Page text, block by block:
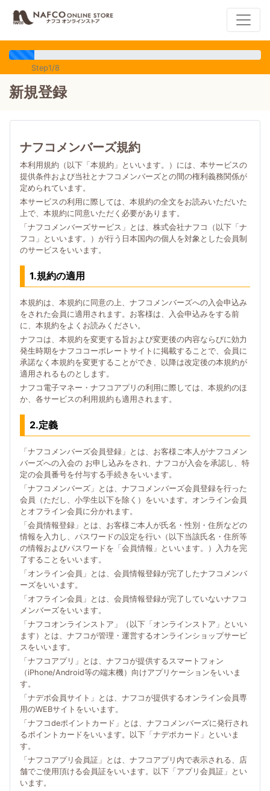
Step1/8
新規登録
ナフコメンバーズ規約
本利用規約（以下「本規約」といいます。）には、本サービスの
提供条件および当社とナフコメンバーズとの間の権利義務関係が
定められています。
本サービスの利用に際しては、本規約の全文をお読みいただいた
上で、本規約に同意いただく必要があります。
「ナフコメンバーズサービス」とは、株式会社ナフコ（以下「ナ
フコ」といいます。）が行う日本国内の個人を対象とした会員制
のサービスをいいます。
1.規約の適用
本規約は、本規約に同意の上、ナフコメンバーズへの入会申込み
をされた会員に適用されます。お客様は、入会申込みをする前
に、本規約をよくお読みください。
ナフコは、本規約を変更する旨および変更後の内容ならびに効力
発生時期をナフココーポレートサイトに掲載することで、会員に
承諾なく本規約を変更することができ、以降は改定後の本規約が
適用されるものとします。
ナフコ電子マネー・ナフコアプリの利用に際しては、本規約のほ
か、各サービスの利用規約も適用されます。
2.定義
「ナフコメンバーズ会員登録」とは、お客様ご本人がナフコメン
バーズへの入会の お申し込みをされ、ナフコが入会を承認し、特
定の会員番号を付与する手続きをいいます。
「ナフコメンバーズ」とは、ナフコメンバーズ会員登録を行った
会員（ただし、小学生以下を除く）をいいます。オンライン会員
とオフライン会員に分かれます。
「会員情報登録」とは、お客様ご本人が氏名・性別・住所などの
情報を入力し、パスワードの設定を行い（以下当該氏名・住所等
の情報およびパスワードを「会員情報」といいます。）入力を完
了することをいいます。
「オンライン会員」とは、会員情報登録が完了したナフコメンバ
ーズをいいます。
「オフライン会員」とは、会員情報登録が完了していないナフコ
メンバーズをいいます。
「ナフコオンラインストア」（以下「オンラインストア」といい
ます）とは、ナフコが管理・運営するオンラインショップサービ
スをいいます。
「ナフコアプリ」とは、ナフコが提供するスマートフォン
（iPhone/Android等の端末機）向けアプリケーションをいいま
す。
「ナデポ会員サイト」とは、ナフコが提供するオンライン会員専
用のWEBサイトをいいます。
「ナフコdeポイントカード」とは、ナフコメンバーズに発行され
るポイントカードをいいます。以下「ナデポカード」といいま
す。
「ナフコアプリ会員証」とは、ナフコアプリ内で表示される、店
舗でご使用頂ける会員証をいいます。以下「アプリ会員証」とい
います。